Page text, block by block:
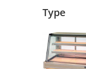
Type